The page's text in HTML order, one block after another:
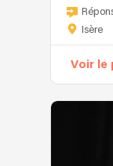
Régis
&
Isère
Voir le